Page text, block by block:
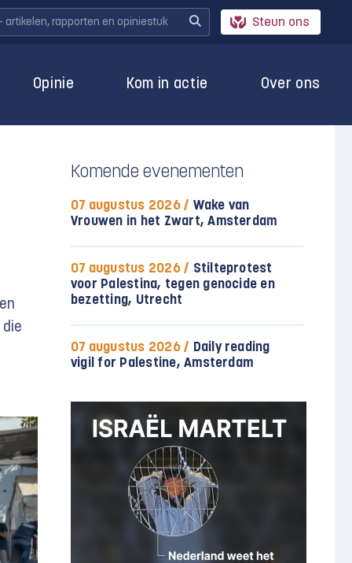
Steun ons
Opinie Kom in actie Over ons
die
Komende evenementen
07 augustus 2026 / Wake van
Vrouwen in het Zwart, Amsterdam
07 augustus 2026 / Stilteprotest
voor Palestina, tegen genocide en
bezetting, Utrecht
07 augustus 2026 / Daily reading
vigil for Palestine, Amsterdam